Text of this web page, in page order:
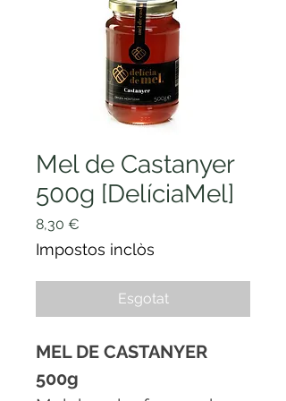
Mel de Castanyer
500g [DelíciaMel]
8,30 €
Impostos inclòs
Esgotat
MEL DE CASTANYER
500g